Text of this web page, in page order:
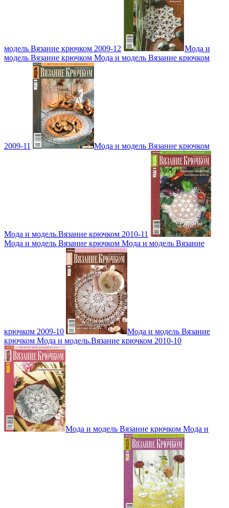
модель Вязание крючком 2009-12
Мода и
модель Вязание крючком Мода и модель Вязание крючком
2009-11 Мода и модель Вязание крючком
Мода и модель.Вязание крючком 2010-11
Мода и модель Вязание крючком Мода и модель Вязание
крючком 2009-10
Мода и модель Вязание
крючком Мода и модель.Вязание крючком 2010-10
Мода и модель Вязание крючком Мода и